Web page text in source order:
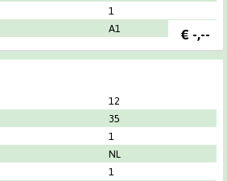
1
A1
€ -,--
12
35
1
NL
1